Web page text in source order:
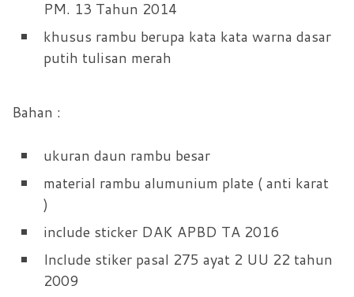
PM. 13 Tahun 2014
khusus rambu berupa kata kata warna dasar
putih tulisan merah
Bahan :
ukuran daun rambu besar
material rambu alumunium plate ( anti karat
)
include sticker DAK APBD TA 2016
Include stiker pasal 275 ayat 2 UU 22 tahun
2009